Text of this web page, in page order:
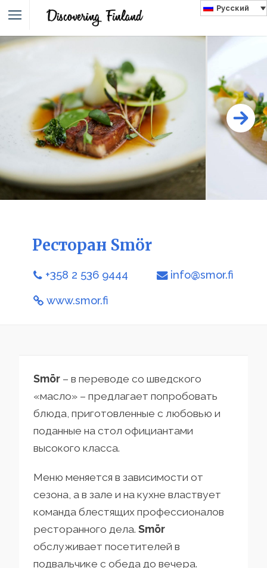
Русский
Ресторан Smör
+358 2 536 9444 info@smor.fi
www.smor.fi
Smör – в переводе со шведского
«масло» – предлагает попробовать
блюда, приготовленные с любовью и
поданные на стол официантами
высокого класса.
Меню меняется в зависимости от
сезона, а в зале и на кухне властвует
команда блестящих профессионалов
ресторанного дела. Smör
обслуживает посетителей в
подвальчике с обеда до вечера.